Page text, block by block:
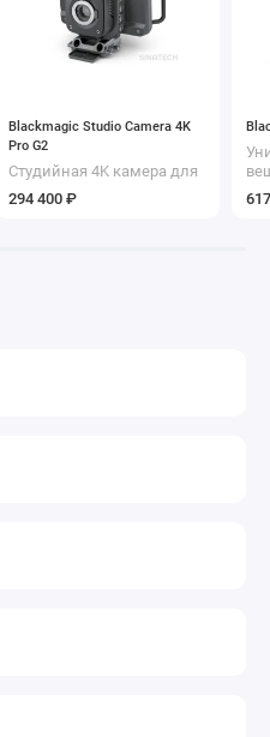
Blackmagic Studio Camera 4K
Pro G2
Студийная 4K камера для
работы с
профессиональными
294 400 ₽